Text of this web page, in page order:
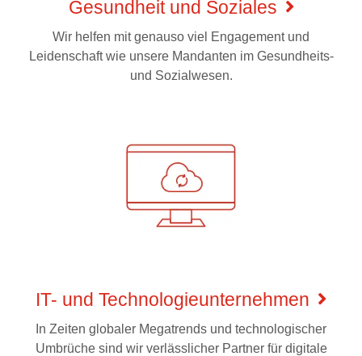
Gesundheit und Soziales
Wir helfen mit genauso viel Engagement und
Leidenschaft wie unsere Mandanten im Gesundheits-
und Sozialwesen.
IT- und Technologieunternehmen
In Zeiten globaler Megatrends und technologischer
Umbrüche sind wir verlässlicher Partner für digitale